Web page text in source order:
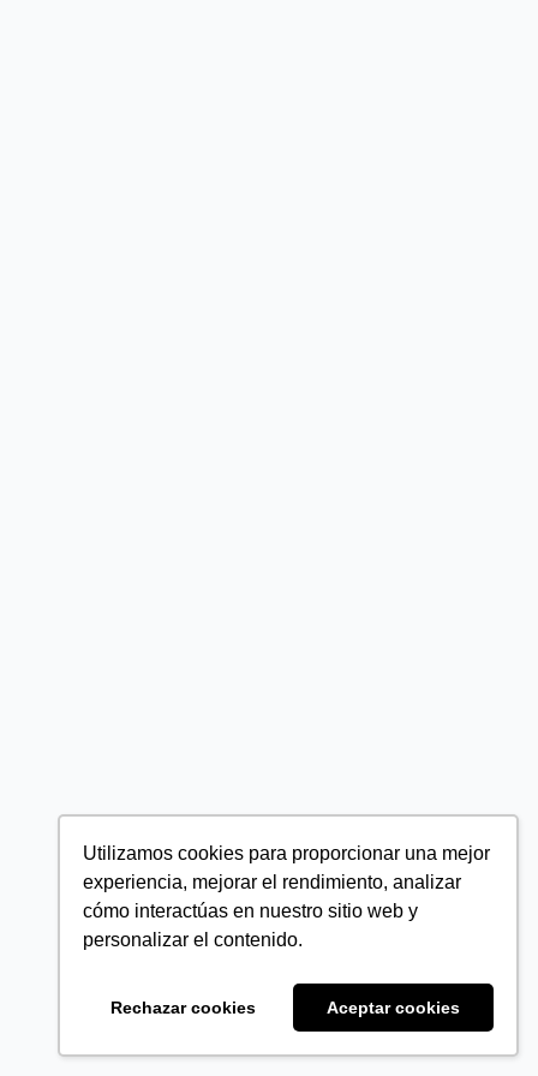
Utilizamos cookies para proporcionar una mejor
experiencia, mejorar el rendimiento, analizar
cómo interactúas en nuestro sitio web y
personalizar el contenido.
Rechazar cookies Aceptar cookies